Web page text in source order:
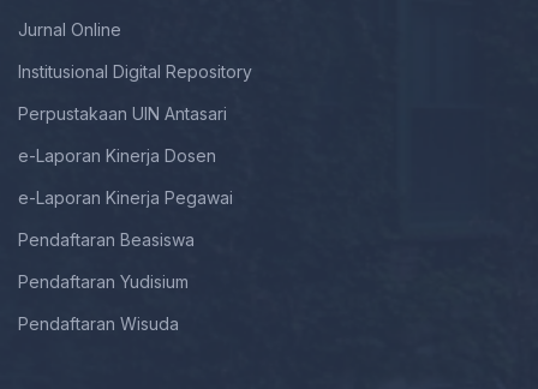
Jurnal Online
Institusional Digital Repository
Perpustakaan UIN Antasari
e-Laporan Kinerja Dosen
e-Laporan Kinerja Pegawai
Pendaftaran Beasiswa
Pendaftaran Yudisium
Pendaftaran Wisuda